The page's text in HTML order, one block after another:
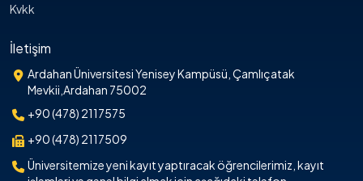
Kvkk
İletişim
Ardahan Üniversitesi Yenisey Kampüsü, Çamlıçatak
Mevkii,Ardahan 75002
+90 (478) 2117575
+90 (478) 2117509
Üniversitemize yeni kayıt yaptıracak öğrencilerimiz, kayıt